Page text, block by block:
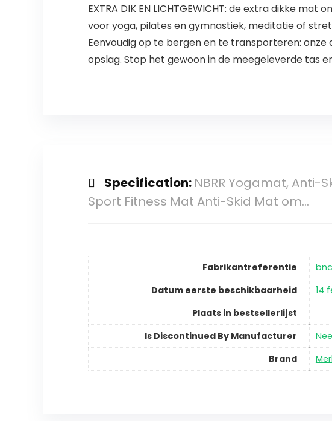
EXTRA DIK EN LICHTGEWICHT: de extra dikke
voor yoga, pilates en gymnastiek, meditatie of
Eenvoudig op te bergen en te transporteren:
opslag. Stop het gewoon in de meegeleverde tas
Specification: NBRR Yogamat, Anti-
Sport Fitness Mat Anti-Skid Mat om…
Fabrikantreferentie
Datum eerste beschikbaarheid
14
Plaats in bestsellerlijst
Is Discontinued By Manufacturer
Nee
Brand